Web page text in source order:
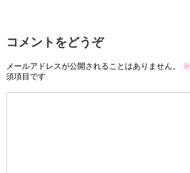
コメントをどうぞ
メールアドレスが公開されることはありません。 ※
須項目です